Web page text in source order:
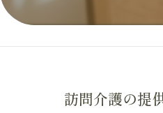
訪問介護の提